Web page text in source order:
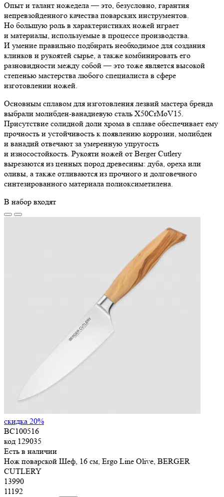
Опыт и талант ножедела — это, безусловно, гарантия
непревзойденного качества поварских инструментов.
Но большую роль в характеристиках ножей играет
и материалы, используемые в процессе производства.
И умение правильно подбирать необходимое для создания
клинков и рукоятей сырье, а также комбинировать его
разновидности между собой — это тоже является высокой
степенью мастерства любого специалиста в сфере
изготовлении ножей.
Основным сплавом для изготовления лезвий мастера бренда
выбрали молибден-ванадиевую сталь X50CrMoV15.
Присутствие солидной доли хрома в сплаве обеспечивает ему
прочность и устойчивость к появлению коррозии, молибден
и ванадий отвечают за умеренную упругость
и износостойкость. Рукояти ножей от Berger Cutlery
вырезаются из ценных пород древесины: дуба, ореха или
оливы, а также отливаются из прочного и долговечного
синтезированного материала полиоксиметилена.
В набор входят
скидка 20%
BC100516
код 129035
Есть в наличии
Нож поварской Шеф, 16 см, Ergo Line Olive, BERGER
CUTLERY
13990
11192